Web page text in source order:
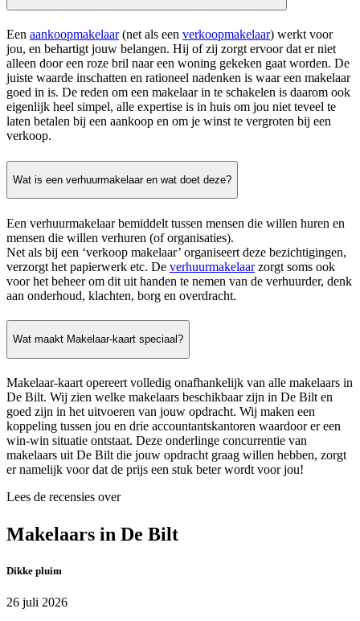
Een aankoopmakelaar(net als een verkoopmakelaar) werkt voor
jou, en behartigt jouw belangen. Hij of zij zorgt ervoor dat er niet
alleen door een roze bril naar een woning gekeken gaat worden. De
juiste waarde inschatten en rationeel nadenken is waar een makelaar
goed in is. De reden om een makelaar in te schakelen is daarom ook
eigenlijk heel simpel, alle expertise is in huis om jou niet teveel te
laten betalen bij een aankoop en om je winst te vergroten bij een
verkoop.
Wat is een verhuurmakelaar en wat doet deze?
Een verhuurmakelaar bemiddelt tussen mensen die willen huren en
mensen die willen verhuren (of organisaties).
Net als bij een ‘verkoop makelaar’ organiseert deze bezichtigingen,
verzorgt het papierwerk etc. De verhuurmakelaarzorgt soms ook
voor het beheer om dit uit handen te nemen van de verhuurder, denk
aan onderhoud, klachten, borg en overdracht.
Wat maakt Makelaar-kaart speciaal?
Makelaar-kaart opereert volledig onafhankelijk van alle makelaars in
De Bilt. Wij zien welke makelaars beschikbaar zijn in De Bilt en
goed zijn in het uitvoeren van jouw opdracht. Wij maken een
koppeling tussen jou en drie accountantskantoren waardoor er een
win-win situatie ontstaat. Deze onderlinge concurrentie van
makelaars uit De Bilt die jouw opdracht graag willen hebben, zorgt
er namelijk voor dat de prijs een stuk beter wordt voor jou!
Lees de recensies over
Makelaars in De Bilt
Dikke pluim
26 juli 2026